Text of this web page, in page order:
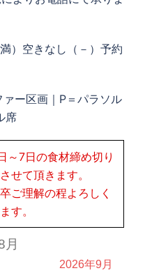
）空きなし（－）予約
ー区画｜P＝パラソル
席
～7日の食材締め切り
せて頂きます。
ご理解の程よろしく
す。
月
2026年9月